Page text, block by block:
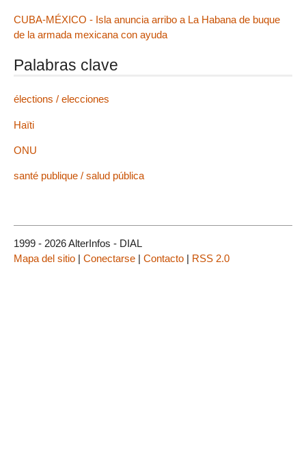
CUBA-MÉXICO - Isla anuncia arribo a La Habana de buque
de la armada mexicana con ayuda
Palabras clave
élections / elecciones
Haïti
ONU
santé publique / salud pública
1999 - 2026 AlterInfos - DIAL
Mapa del sitio | Conectarse | Contacto | RSS 2.0